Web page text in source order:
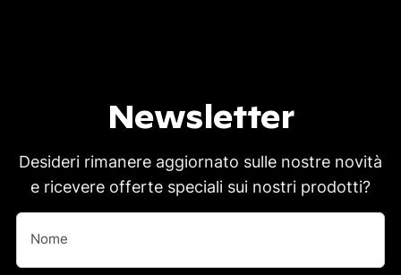
Newsletter
Desideri rimanere aggiornato sulle nostre novità
e ricevere offerte speciali sui nostri prodotti?
Nome